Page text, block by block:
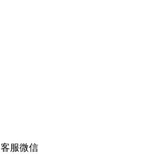
客服微信